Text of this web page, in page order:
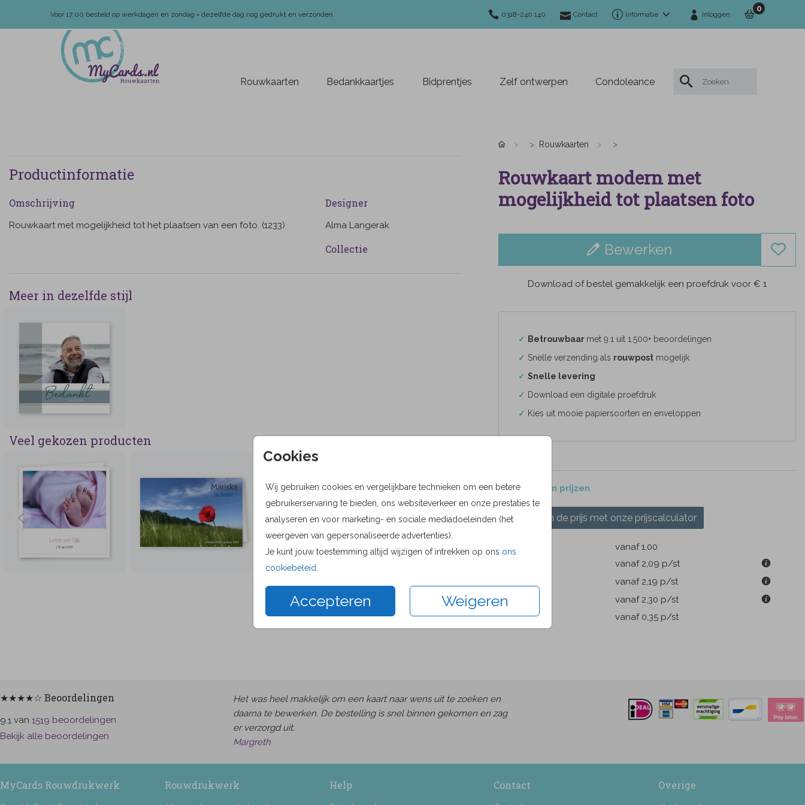
Voor 17:00 besteld op werkdagen en zondag = dezelfde dag nog gedrukt en verzonden. 0318-240 140 Contact Informatie Inloggen
0
Rouwkaarten Bedankkaartjes Bidprentjes Zelf ontwerpen Condoleance
Cookies
Wij gebruiken cookies en vergelijkbare technieken om een betere
gebruikerservaring te bieden, ons websiteverkeer en onze prestaties te
analyseren en voor marketing- en sociale mediadoeleinden (het
weergeven van gepersonaliseerde advertenties).
Je kunt jouw toestemming altijd wijzigen of intrekken op ons ons
cookiebeleid
Accepteren Weigeren
Productinformatie
Omschrijving
Rouwkaart met mogelijkheid tot het plaatsen van een foto. (1233)
Designer
Alma Langerak
Collectie
Meer in dezelfde stijl
Veel gekozen producten
Rouwkaarten
Rouwkaart modern met
mogelijkheid tot plaatsen foto
Bewerken
Download of bestel gemakkelijk een proefdruk voor € 1
✓ Betrouwbaar met 9.1 uit 1.500+ beoordelingen
✓ Snelle verzending als rouwpostmogelijk
✓ Snelle levering
✓ Download een digitale proefdruk
✓ Kies uit mooie papiersoorten en enveloppen
Formaten en prijzen
Bereken de prijs met onze prijscalculator
vanaf 1,00
vanaf 2,09 p/st
vanaf 2,19 p/st
15 × 15 cm
vanaf 2,30 p/st
Enveloppen
vanaf 0,35 p/st
★★★★☆ Beoordelingen
9.1 van 1519 beoordelingen
Bekijk alle beoordelingen
Het was heel makkelijk om een kaart naar wens uit te zoeken en
daarna te bewerken. De bestelling is snel binnen gekomen en zag
er verzorgd uit.
Margreth
MyCards Rouwdrukwerk Rouwdrukwerk Help Contact Overige